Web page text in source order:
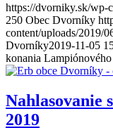
https://dvorniky.sk/wp-
250 Obec Dvorníky
content/uploads/2019/
Dvorníky2019-11-05
konania
Nahlasovanie
2019